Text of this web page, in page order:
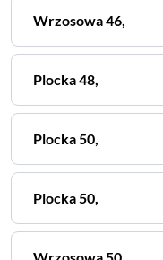
Wrzosowa46,
Plocka48,
Plocka50,
Plocka50,